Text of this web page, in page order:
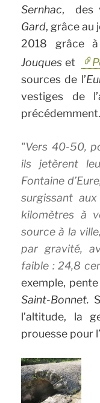
Sernhac, des
Gard, grâce au
2018 grâce à
Jouqueset
sources de l’
vestiges de
précédemment.
Vers 40-50,
ils jetèrent
Fontaine
surgissant
kilomètres à
source à la
par gravité,
faible : 24,8
exemple,
Saint-Bonnet.
l’altitude, la
prouesse pour